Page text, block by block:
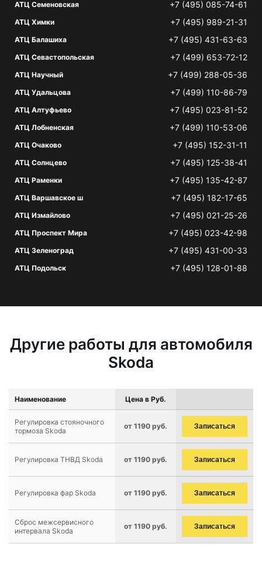
АТЦ Семеновская +7 (495) 085-74-61
АТЦ Химки +7 (495) 989-21-31
АТЦ Балашиха +7 (495) 431-63-63
АТЦ Севастопольская +7 (499) 653-72-12
АТЦ Научный +7 (499) 288-05-36
АТЦ Удальцова +7 (499) 110-86-79
АТЦ Алтуфьево +7 (495) 023-81-52
АТЦ Лобненская +7 (499) 110-53-06
АТЦ Очаково +7 (495) 152-31-11
АТЦ Солнцево +7 (495) 125-38-41
АТЦ Раменки +7 (495) 135-42-87
АТЦ Варшавское ш +7 (495) 182-17-65
АТЦ Измайлово +7 (495) 021-25-26
АТЦ Проспект Мира +7 (495) 023-42-98
АТЦ Зеленоград +7 (495) 431-00-33
АТЦ Подольск +7 (495) 128-01-88
Другие работы для автомобиля
Skoda
Наименование Цена в Руб.
Регулировка стояночного
тормоза Skoda
от 1190 руб. Записаться
Регулировка ТНВД Skoda от 1190 руб. Записаться
Регулировка фар Skoda от 1190 руб. Записаться
Сброс межсервисного
интервала Skoda
от 1190 руб. Записаться